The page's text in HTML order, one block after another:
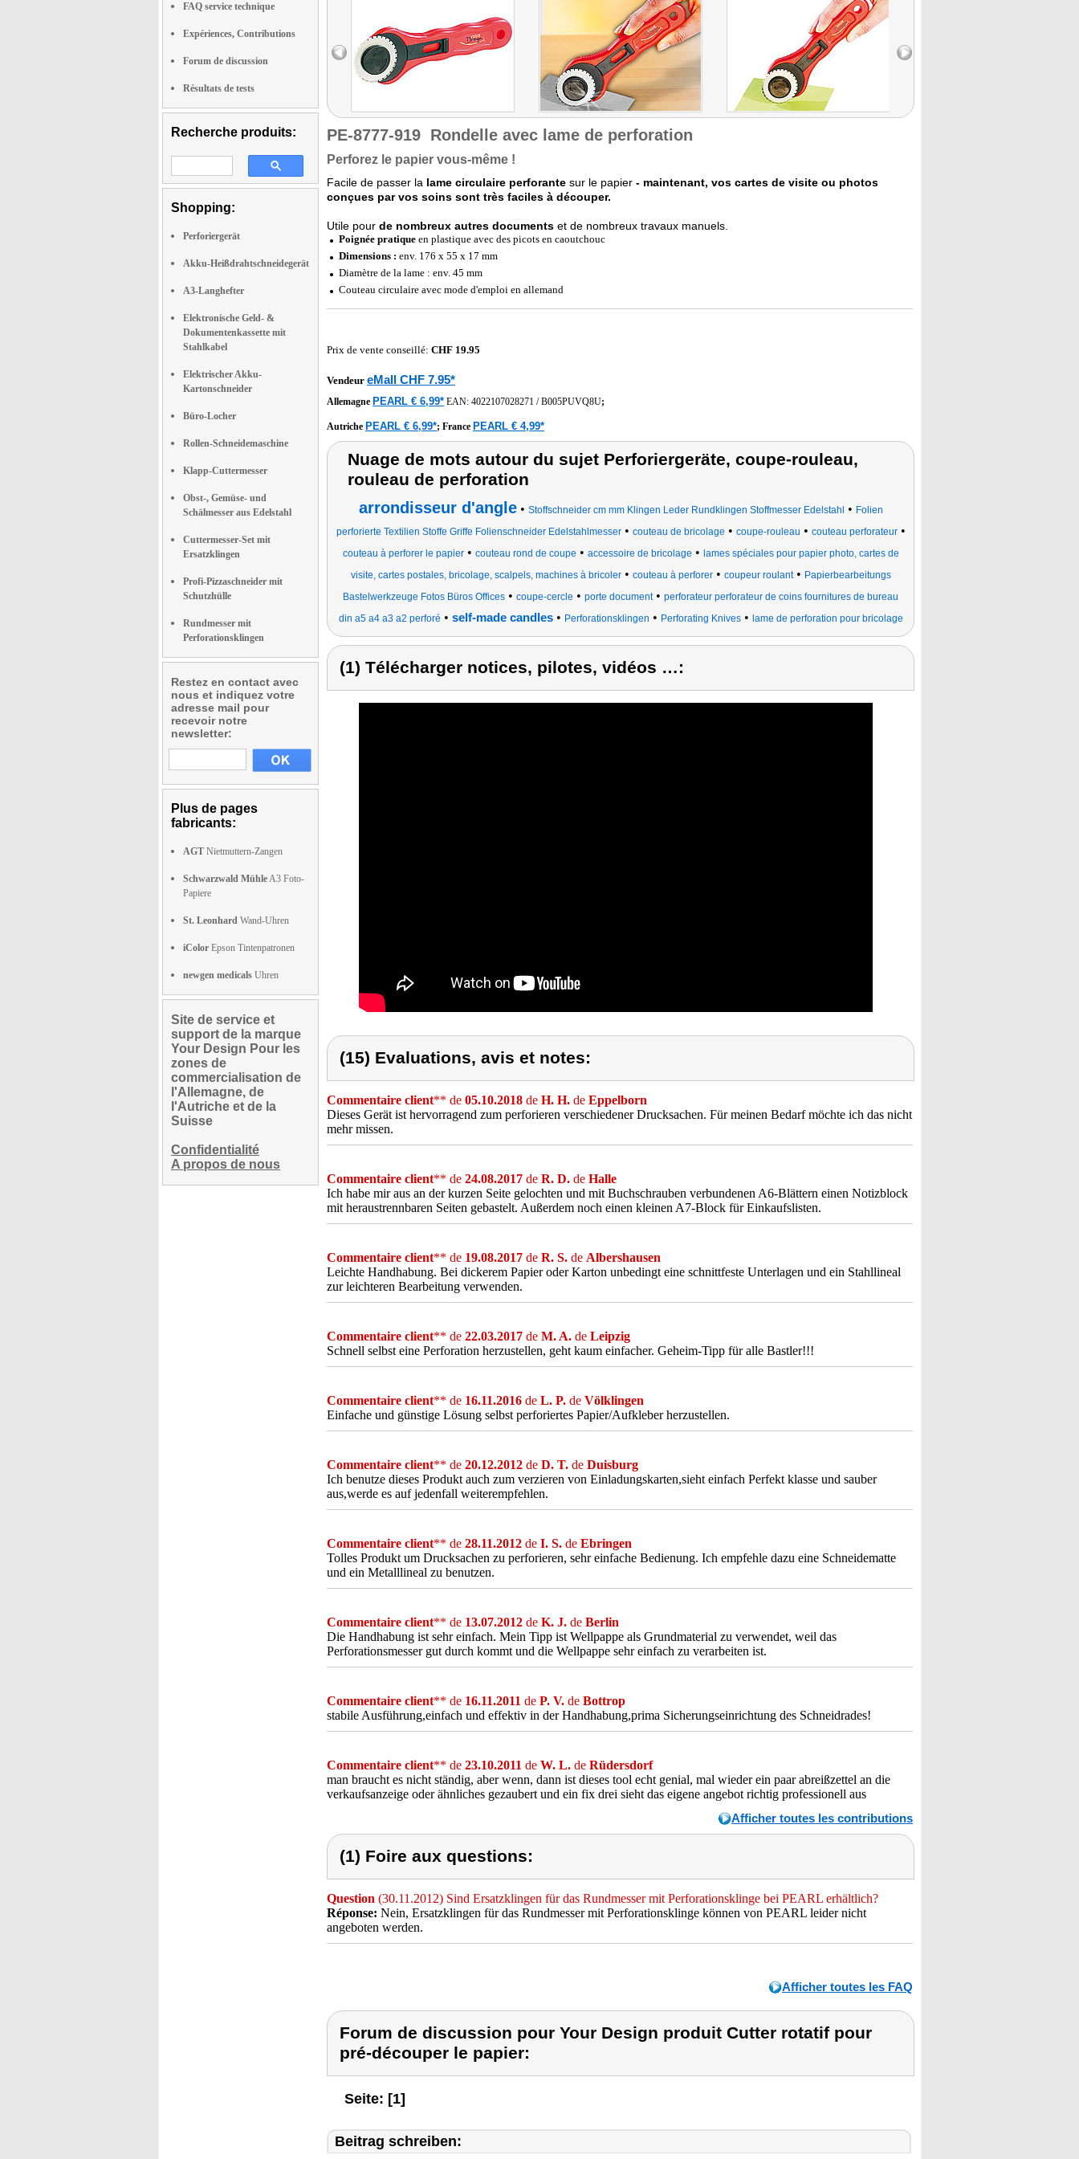
FAQ service technique
Expériences, Contributions
Forum de discussion
Résultats de tests
Recherche produits:
Shopping:
Perforiergerät
Akku-Heißdrahtschneidegerät
A3-Langhefter
Elektronische Geld- &
Dokumentenkassette mit
Stahlkabel
Elektrischer Akku-
Kartonschneider
Büro-Locher
Rollen-Schneidemaschine
Klapp-Cuttermesser
Obst-, Gemüse- und
Schälmesser aus Edelstahl
Cuttermesser-Set mit
Ersatzklingen
Profi-Pizzaschneider mit
Schutzhülle
Rundmesser mit
Perforationsklingen
Restez en contact avec
nous et indiquez votre
adresse mail pour
recevoir notre
newsletter:
Plus de pages
fabricants:
AGT Nietmuttern-Zangen
Schwarzwald MühleA3 Foto-
Papiere
St. Leonhard Wand-Uhren
iColor Epson Tintenpatronen
newgen medicals Uhren
Site de service et
support de la marque
Your Design Pour les
zones de
commercialisation de
l'Allemagne, de
l'Autriche et de la
Suisse
Confidentialité
A propos de nous
PE-8777-919 Rondelle avec lame de perforation
Perforez le papier vous-même !
Facile de passer la lame circulaire perforante sur le papier - maintenant, vos cartes de visite ou photos
conçues par vos soins sont très faciles à découper.
Utile pour de nombreux autres documents et de nombreux travaux manuels.
Poignée pratique en plastique avec des picots en caoutchouc
Dimensions : env. 176 x 55 x 17 mm
Diamètre de la lame : env. 45 mm
Couteau circulaire avec mode d'emploi en allemand
Prix de vente conseillé: CHF 19.95
Vendeur eMall CHF 7.95*
Allemagne PEARL € 6,99* EAN: 4022107028271 /B005PUVQ8U;
Autriche PEARL € 6,99*; France PEARL € 4,99*
Nuage de mots autour du sujet Perforiergeräte, coupe-rouleau,
rouleau de perforation
arrondisseur d'angle• Stoffschneider cm mm Klingen Leder Rundklingen Stoffmesser Edelstahl • Folien
perforierte Textilien Stoffe Griffe Folienschneider Edelstahlmesser• couteau de bricolage • coupe-rouleau • couteau perforateur•
couteau à perforer le papier• couteau rond de coupe • accessoire de bricolage • lames spéciales pour papier photo, cartes de
visite, cartes postales, bricolage, scalpels, machines à bricoler• couteau à perforer• coupeur roulant• Papierbearbeitungs
Bastelwerkzeuge Fotos Büros Offices • coupe-cercle • porte document• perforateur perforateur de coins fournitures de bureau
din a5 a4 a3 a2 perforé • self-made candles• Perforationsklingen • Perforating Knives• lame de perforation pour bricolage
(1) Télécharger notices, pilotes, vidéos …:
(15) Evaluations, avis et notes:
Commentaire client** de 05.10.2018 de H. H. de Eppelborn
Dieses Gerät ist hervorragend zum perforieren verschiedener Drucksachen. Für meinen Bedarf möchte ich das nicht
mehr missen.
Commentaire client** de 24.08.2017 de R. D. de Halle
Ich habe mir aus an der kurzen Seite gelochten und mit Buchschrauben verbundenen A6-Blättern einen Notizblock
mit heraustrennbaren Seiten gebastelt. Außerdem noch einen kleinen A7-Block für Einkaufslisten.
Commentaire client** de 19.08.2017 de R. S. de Albershausen
Leichte Handhabung. Bei dickerem Papier oder Karton unbedingt eine schnittfeste Unterlagen und ein Stahllineal
zur leichteren Bearbeitung verwenden.
Commentaire client** de 22.03.2017 de M. A. de Leipzig
Schnell selbst eine Perforation herzustellen, geht kaum einfacher. Geheim-Tipp für alle Bastler!!!
Commentaire client** de 16.11.2016 de L. P. de Völklingen
Einfache und günstige Lösung selbst perforiertes Papier/Aufkleber herzustellen.
Commentaire client** de 20.12.2012 de D. T. de Duisburg
Ich benutze dieses Produkt auch zum verzieren von Einladungskarten,sieht einfach Perfekt klasse und sauber
aus,werde es auf jedenfall weiterempfehlen.
Commentaire client** de 28.11.2012 de I. S. de Ebringen
Tolles Produkt um Drucksachen zu perforieren, sehr einfache Bedienung. Ich empfehle dazu eine Schneidematte
und ein Metalllineal zu benutzen.
Commentaire client** de 13.07.2012 de K. J. de Berlin
Die Handhabung ist sehr einfach. Mein Tipp ist Wellpappe als Grundmaterial zu verwendet, weil das
Perforationsmesser gut durch kommt und die Wellpappe sehr einfach zu verarbeiten ist.
Commentaire client** de 16.11.2011 de P. V. de Bottrop
stabile Ausführung,einfach und effektiv in der Handhabung,prima Sicherungseinrichtung des Schneidrades!
Commentaire client** de 23.10.2011 de W. L. de Rüdersdorf
man braucht es nicht ständig, aber wenn, dann ist dieses tool echt genial, mal wieder ein paar abreißzettel an die
verkaufsanzeige oder ähnliches gezaubert und ein fix drei sieht das eigene angebot richtig professionell aus
Afficher toutes les contributions
(1) Foire aux questions:
Question (30.11.2012) Sind Ersatzklingen für das Rundmesser mit Perforationsklinge bei PEARL erhältlich?
Réponse: Nein, Ersatzklingen für das Rundmesser mit Perforationsklinge können von PEARL leider nicht
angeboten werden.
Afficher toutes les FAQ
Forum de discussion pour Your Design produit Cutter rotatif pour
pré-découper le papier:
Seite: [1]
Beitrag schreiben: